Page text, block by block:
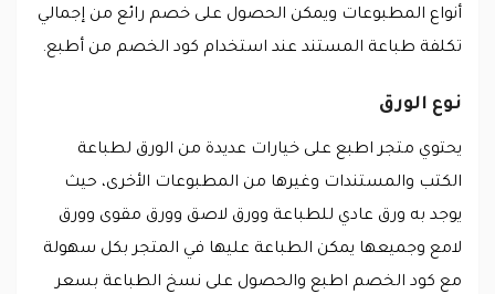
أنواع المطبوعات ويمكن الحصول على خصم رائع من إجمالي
تكلفة طباعة المستند عند استخدام كود الخصم من أطبع.
نوع الورق
يحتوي متجر اطبع على خيارات عديدة من الورق لطباعة
الكتب والمستندات وغيرها من المطبوعات الأخرى، حيث
يوجد به ورق عادي للطباعة وورق لاصق وورق مقوى وورق
لامع وجميعها يمكن الطباعة عليها في المتجر بكل سهولة
مع كود الخصم اطبع والحصول على نسخ الطباعة بسعر